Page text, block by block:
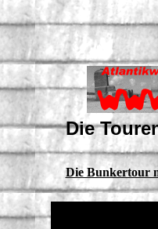
Die
Die Bunkertour